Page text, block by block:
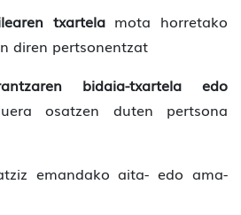
txartelamota horretako
diren pertsonentzat
bidaia-txartela edo
osatzen duten pertsona
emandako aita- edo ama-